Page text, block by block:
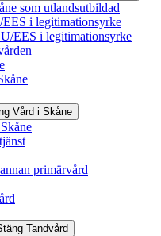
som utlandsutbildad
i legitimationsyrke
EES i legitimationsyrke
Vård i Skåne
primärvård
Tandvård